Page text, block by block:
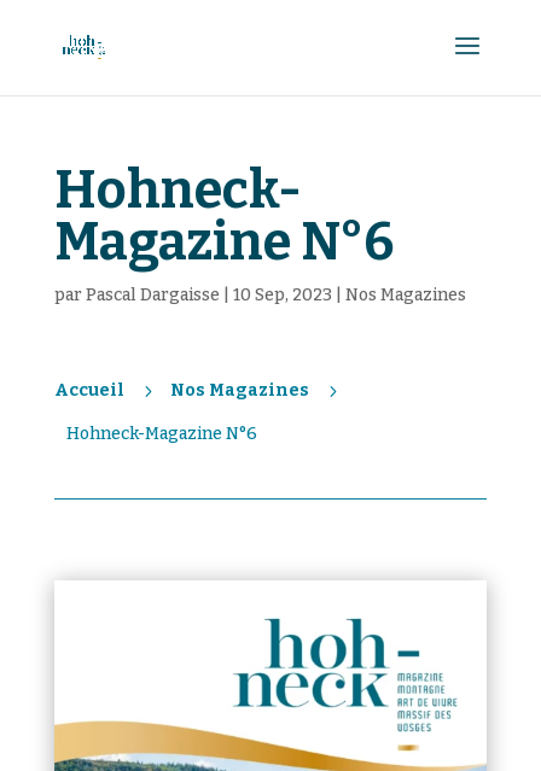
Hohneck-
Magazine N°6
parPascal Dargaisse 10 Sep, 2023 Nos Magazines
Accueil Nos Magazines
Hohneck-Magazine N°6